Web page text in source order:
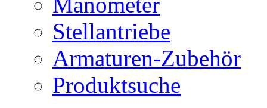
Stellantriebe
Armaturen-Zubehör
Produktsuche